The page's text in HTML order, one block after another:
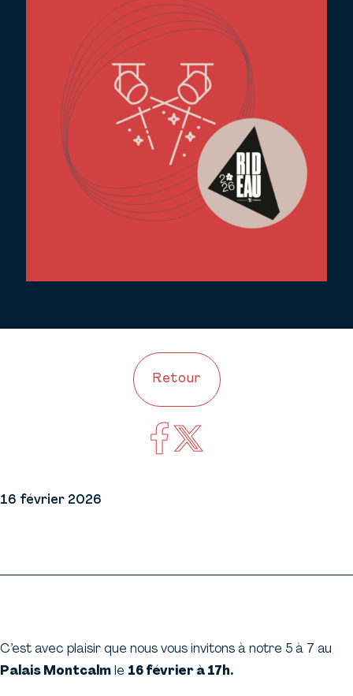
Retour
16 février 2026
C’est avec plaisir que nous vous invitons à notre 5 à 7 au
Palais Montcalm le 16 février à 17h.